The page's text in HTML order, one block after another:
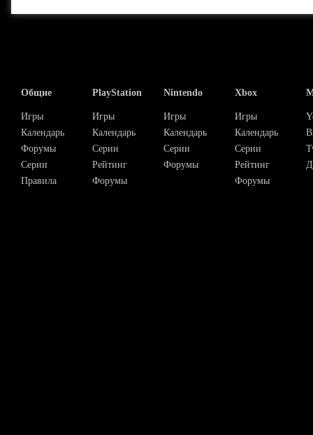
Общие
Игры
Календарь
Форумы
Серии
Правила
PlayStation
Игры
Календарь
Серии
Рейтинг
Форумы
Nintendo
Игры
Календарь
Серии
Форумы
Xbox
Игры
Календарь
Серии
Рейтинг
Форумы